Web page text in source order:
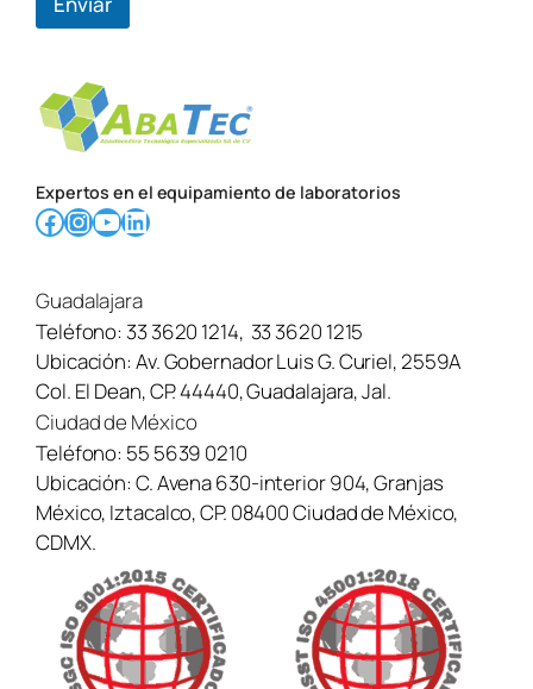
Expertos en el equipamiento de laboratorios
Facebook InstagramYouTube LinkedIn
Guadalajara
Teléfono:33 3620 1214, 33 3620 1215
Ubicación:Av. Gobernador Luis G. Curiel, 2559A
Col. El Dean, CP. 44440, Guadalajara, Jal.
Ciudad de México
Teléfono: 55 5639 0210
Ubicación:C. Avena 630-interior 904, Granjas
México, Iztacalco, CP. 08400 Ciudad de México,
CDMX.